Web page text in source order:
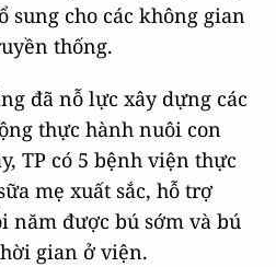
sung cho các không gian
thống.
đã nỗ lực xây dựng các
thực hành nuôi con
TP có 5 bệnh viện thực
mẹ xuất sắc, hỗ trợ
năm được bú sớm và bú
gian ở viện.